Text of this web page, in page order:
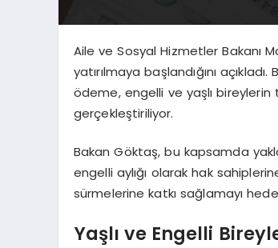
Aile ve Sosyal Hizmetler Bakanı
yatırılmaya başlandığını
ödeme, engelli ve yaşlı bireylerin
gerçekleştiriliyor.
Bakan Göktaş, bu kapsamda
engelli aylığı olarak hak
sürmelerine katkı sağlamayı
Yaşlı ve Engelli